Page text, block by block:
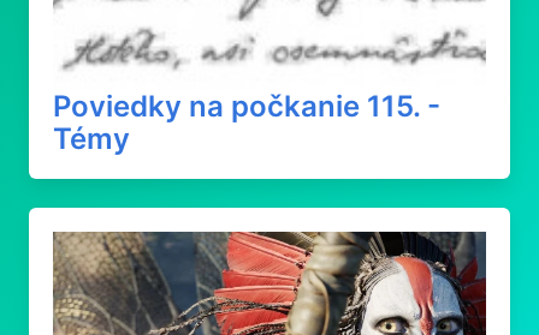
Poviedky na počkanie 115. -
Témy